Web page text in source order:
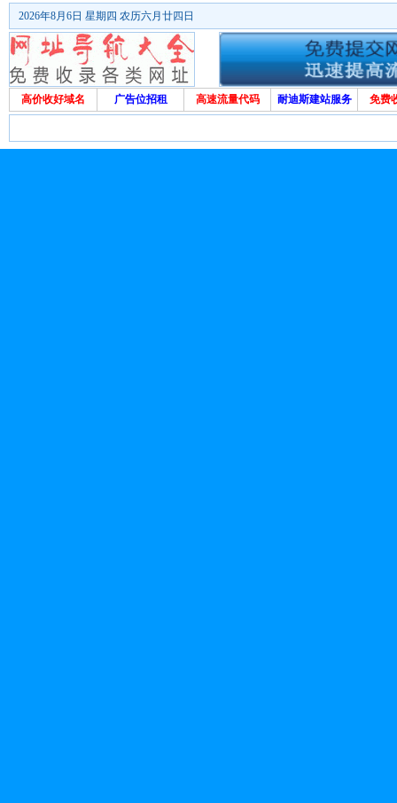
2026年8月6日 星期四 农历六月廿四日
高价收好域名 广告位招租 高速流量代码 耐迪斯建站服务 免费